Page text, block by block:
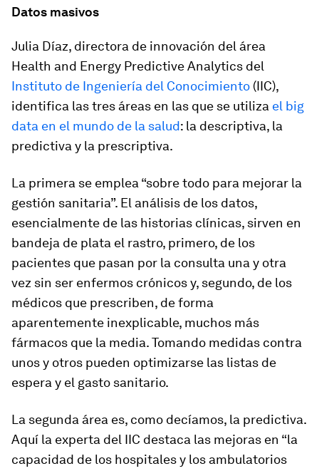
Datos masivos
Julia Díaz, directora de innovación del área
Health and Energy Predictive Analytics del
Instituto de Ingeniería del Conocimiento (IIC),
identifica las tres áreas en las que se utiliza el big
data en el mundo de la salud: la descriptiva, la
predictiva y la prescriptiva.
La primera se emplea “sobre todo para mejorar la
gestión sanitaria”. El análisis de los datos,
esencialmente de las historias clínicas, sirven en
bandeja de plata el rastro, primero, de los
pacientes que pasan por la consulta una y otra
vez sin ser enfermos crónicos y, segundo, de los
médicos que prescriben, de forma
aparentemente inexplicable, muchos más
fármacos que la media. Tomando medidas contra
unos y otros pueden optimizarse las listas de
espera y el gasto sanitario.
La segunda área es, como decíamos, la predictiva.
Aquí la experta del IIC destaca las mejoras en “la
capacidad de los hospitales y los ambulatorios